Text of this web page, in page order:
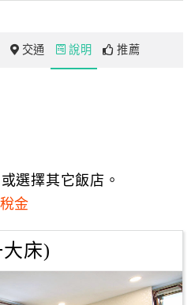
交通 說明 推薦
選擇其它飯店。
金
床)